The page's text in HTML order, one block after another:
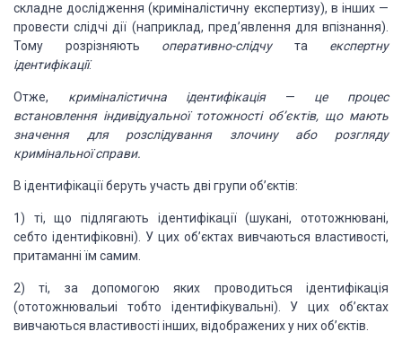
складне дослідження (криміналістичну експертизу), в інших —
провести слідчі дії (наприклад, пред’явлення для впізнання).
Тому розрізняють оперативно-слідчута експертну
ідентифікації.
Отже, криміналістичнаідентифікація— це процес
встановлення індивідуальної тотожностіоб’єктів, що мають
значення для розслідування злочину або розгляду
кримінальноїсправи.
В ідентифікації беруть участь дві групи об’єктів:
1) ті, що підлягають ідентифікації (шукані, ототожнювані,
себто ідентифіковні). У цих об’єктах вивчаються властивості,
притаманні їм самим.
2)ті, за допомогою яких проводиться ідентифікація
(ототожнювальиі тобто ідентифікувальні).
У цих об’єктах
вивчаються властивості інших, відображених у них об’єктів.